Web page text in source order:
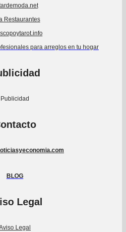
Restaurantes
para arreglos en tu hogar
Publicidad
BLOG
Legal
Legal